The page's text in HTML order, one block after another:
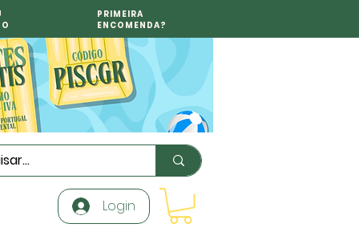
PRIMEIRA
ENCOMENDA?
Login